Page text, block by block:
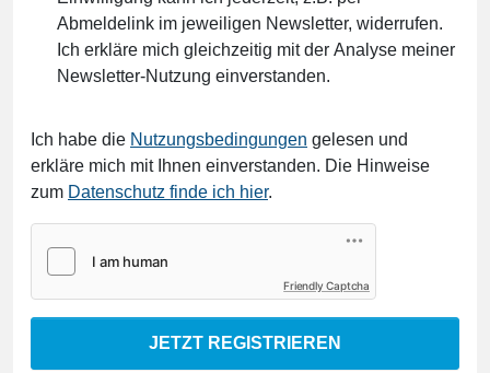
Abmeldelink im jeweiligen Newsletter, widerrufen.
Ich erkläre mich gleichzeitig mit der Analyse meiner
Newsletter-Nutzung einverstanden.
Ich habe die Nutzungsbedingungen gelesen und
erkläre mich mit Ihnen einverstanden. Die Hinweise
zum Datenschutz finde ich hier.
Friendly Captcha
JETZT REGISTRIEREN